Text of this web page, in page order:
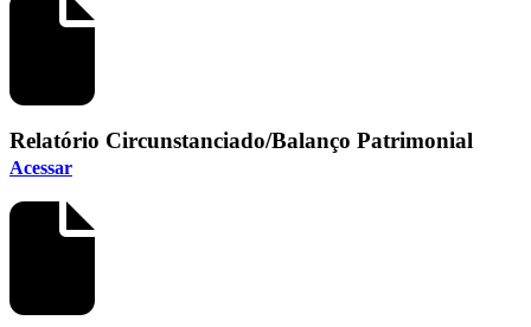
Relatório Circunstanciado/Balanço Patrimonial
Acessar